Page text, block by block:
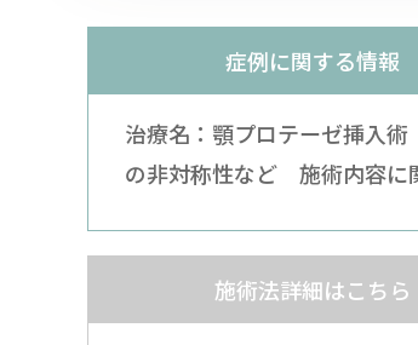
症例に関する情報
治療名：顎プロテーゼ挿入
の非対称性など 施術内容に
施術法詳細はこちら